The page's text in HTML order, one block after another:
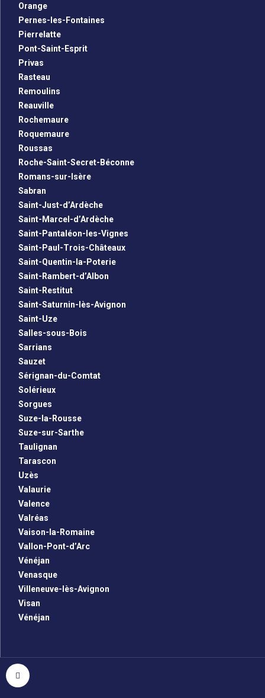
Orange
Pernes-les-Fontaines
Pierrelatte
Pont-Saint-Esprit
Privas
Rasteau
Remoulins
Reauville
Rochemaure
Roquemaure
Roussas
Roche-Saint-Secret-Béconne
Romans-sur-Isère
Sabran
Saint-Just-d’Ardèche
Saint-Marcel-d’Ardèche
Saint-Pantaléon-les-Vignes
Saint-Paul-Trois-Châteaux
Saint-Quentin-la-Poterie
Saint-Rambert-d’Albon
Saint-Restitut
Saint-Saturnin-lès-Avignon
Saint-Uze
Salles-sous-Bois
Sarrians
Sauzet
Sérignan-du-Comtat
Solérieux
Sorgues
Suze-la-Rousse
Suze-sur-Sarthe
Taulignan
Tarascon
Uzès
Valaurie
Valence
Valréas
Vaison-la-Romaine
Vallon-Pont-d’Arc
Vénéjan
Venasque
Villeneuve-lès-Avignon
Visan
Vénéjan